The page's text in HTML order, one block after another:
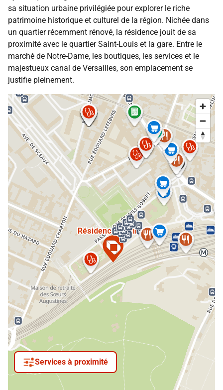
sa situation urbaine privilégiée pour explorer le riche
patrimoine historique et culturel de la région. Nichée dans
un quartier récemment rénové, la résidence jouit de sa
proximité avec le quartier Saint-Louis et la gare. Entre le
marché de Notre-Dame, les boutiques, les services et le
majestueux canal de Versailles, son emplacement se
justifie pleinement.
Services à proximité